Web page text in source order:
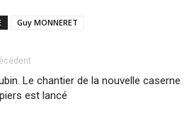
Guy MONNERET
Le chantier de la nouvelle caserne
est lancé